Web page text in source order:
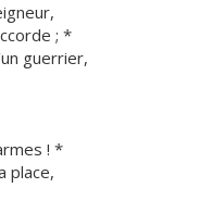
; *
guerrier,
! *
place,